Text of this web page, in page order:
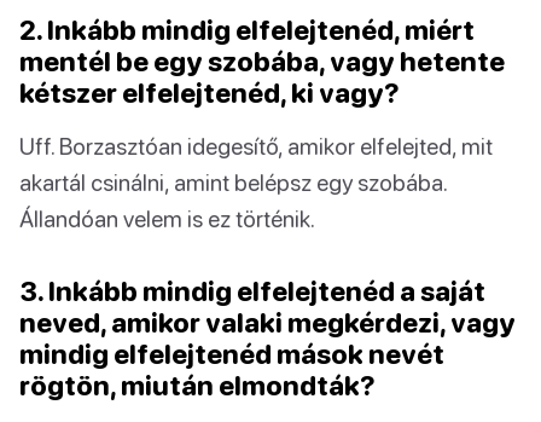
2. Inkább mindig elfelejtenéd, miért
mentél be egy szobába, vagy hetente
kétszer elfelejtenéd, ki vagy?
Uff. Borzasztóan idegesítő, amikor elfelejted, mit
akartál csinálni, amint belépsz egy szobába.
Állandóan velem is ez történik.
3. Inkább mindig elfelejtenéd a saját
neved, amikor valaki megkérdezi, vagy
mindig elfelejtenéd mások nevét
rögtön, miután elmondták?